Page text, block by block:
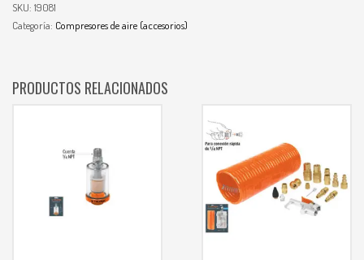
SKU: 19081
Categoría: Compresores de aire (accesorios)
PRODUCTOS RELACIONADOS